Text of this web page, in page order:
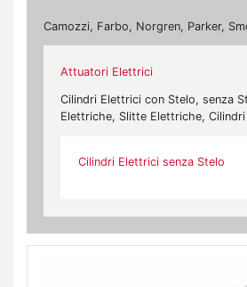
Camozzi, Farbo, Norgren, Parker,
Attuatori Elettrici
Cilindri Elettrici con Stelo, senza
Elettriche, Slitte Elettriche,
Cilindri Elettrici senza Stelo